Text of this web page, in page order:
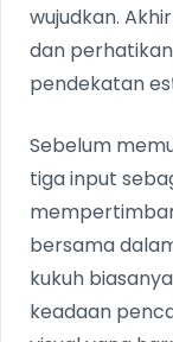
wujudkan.
dan
pendekatan
Sebelum
tiga input
bersama
kukuh
keadaan